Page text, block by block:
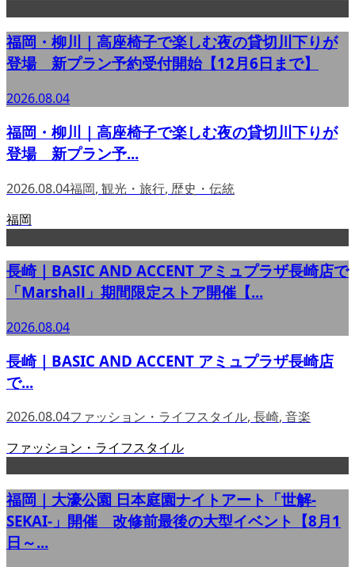
福岡・柳川｜高座椅子で楽しむ夜の貸切川下りが
登場 新プラン予約受付開始【12月6日まで】
2026.08.04
福岡・柳川｜高座椅子で楽しむ夜の貸切川下りが
登場 新プラン予...
2026.08.04福岡, 観光・旅行, 歴史・伝統
福岡
長崎｜BASIC AND ACCENT アミュプラザ長崎店で
「Marshall」期間限定ストア開催【...
2026.08.04
長崎｜BASIC AND ACCENT アミュプラザ長崎店
で...
2026.08.04ファッション・ライフスタイル, 長崎, 音楽
ファッション・ライフスタイル
福岡｜大濠公園 日本庭園ナイトアート「世解-
SEKAI-」開催 改修前最後の大型イベント【8月1
日～...